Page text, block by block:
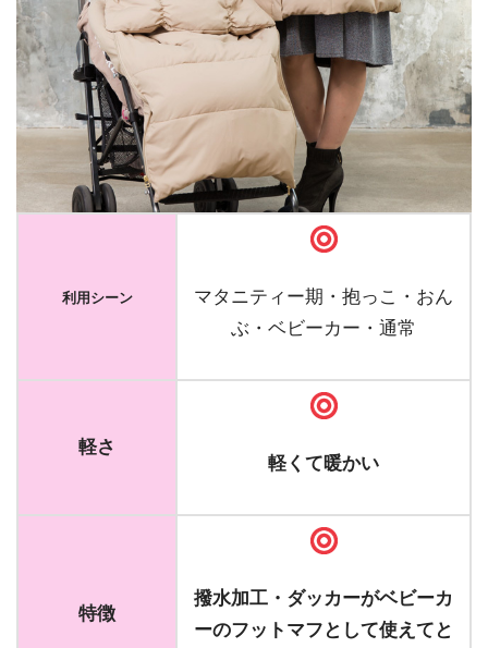
利用シーン
マタニティー期・抱っこ・おん
ぶ・ベビーカー・通常
軽さ
軽くて暖かい
特徴
撥水加工・ダッカーがベビーカ
ーのフットマフとして使えてと